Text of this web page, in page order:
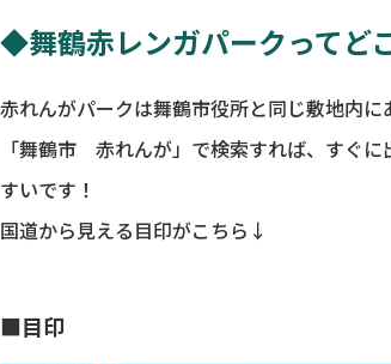
◆舞鶴赤レンガパークってど
赤れんがパークは舞鶴市役所と同じ敷地内に
「舞鶴市 赤れんが」で検索すれば、すぐ
すいです！
国道から見える目印がこちら↓
■目印